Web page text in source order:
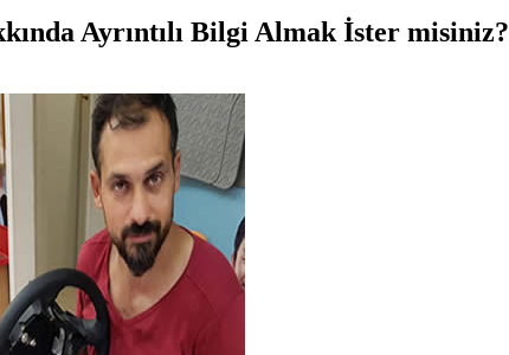
Ayrıntılı Bilgi Almak İster misiniz?